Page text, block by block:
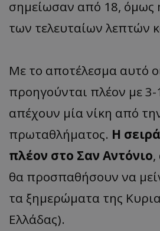
σημείωσαν από 18, όμως
των τελευταίων λεπτών
Με το αποτέλεσμα αυτό
προηγούνται πλέον με 3-
απέχουν μία νίκη από
πρωταθλήματος. Η
πλέον στο Σαν Αντόνιο,
θα προσπαθήσουν να
τα ξημερώματα της
Ελλάδας).